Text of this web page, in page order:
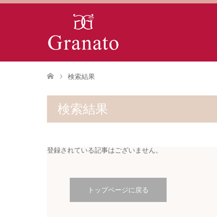
検索結果
検索結果
登録されている記事はございません。
トップページに戻る